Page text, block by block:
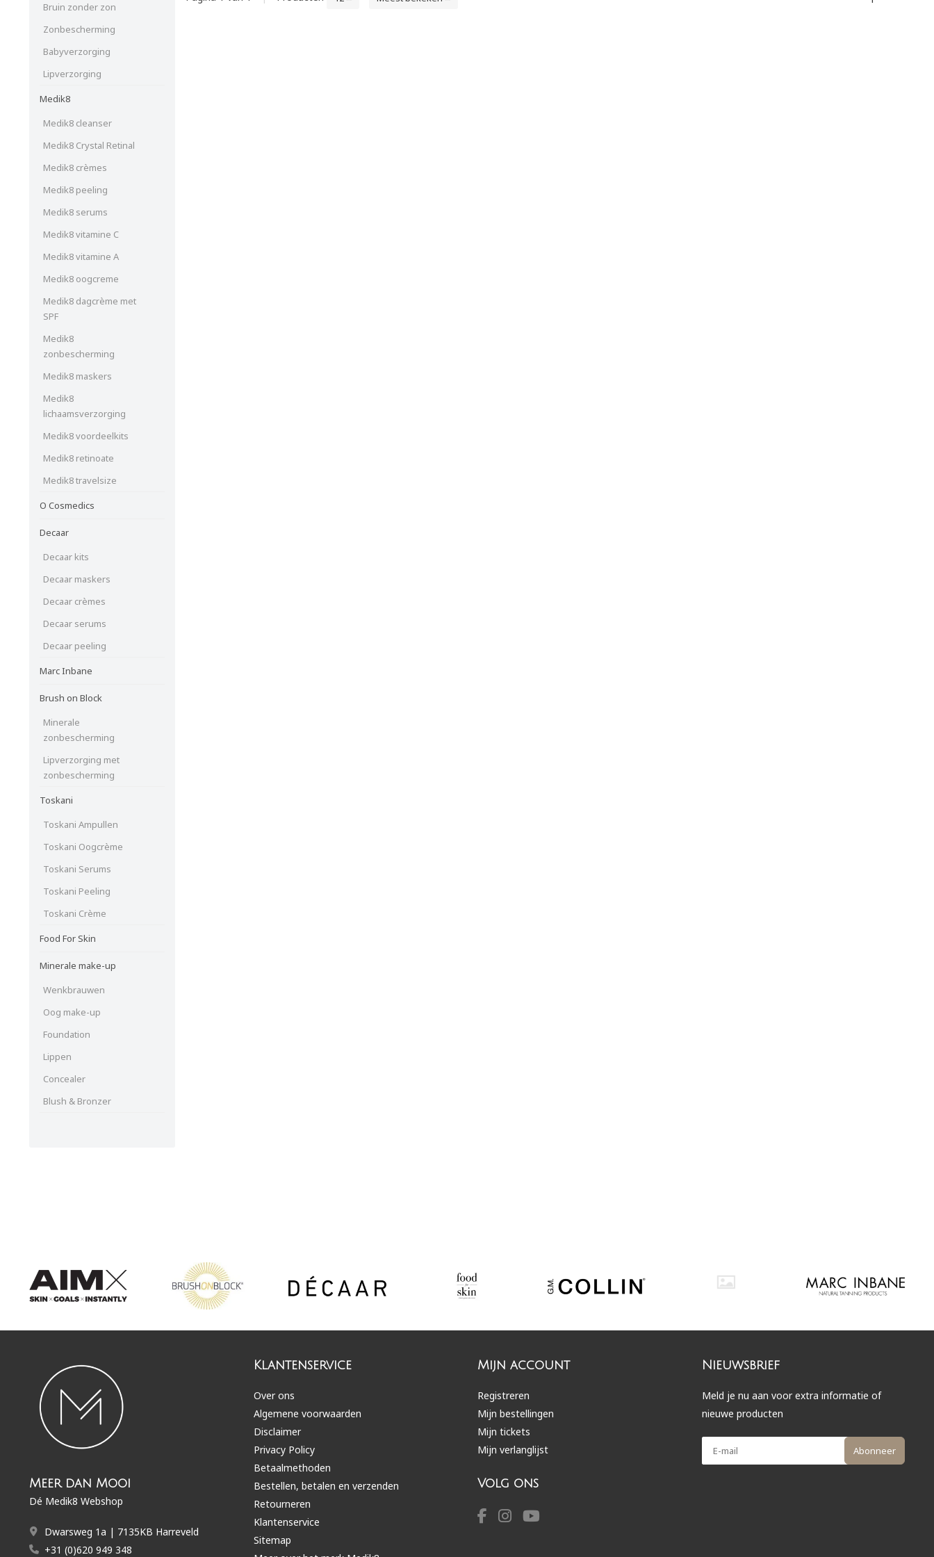
Bruin zonder zon
Zonbescherming
Babyverzorging
Lipverzorging
Medik8
Medik8 cleanser
Medik8 Crystal Retinal
Medik8 crèmes
Medik8 peeling
Medik8 serums
Medik8 vitamine C
Medik8 vitamine A
Medik8 oogcreme
Medik8 dagcrème met
SPF
Medik8
zonbescherming
Medik8 maskers
Medik8
lichaamsverzorging
Medik8 voordeelkits
Medik8 retinoate
Medik8 travelsize
O Cosmedics
Decaar
Decaar kits
Decaar maskers
Decaar crèmes
Decaar serums
Decaar peeling
Marc Inbane
Brush on Block
Minerale
zonbescherming
Lipverzorging met
zonbescherming
Toskani
Toskani Ampullen
Toskani Oogcrème
Toskani Serums
Toskani Peeling
Toskani Crème
Food For Skin
Minerale make-up
Wenkbrauwen
Oog make-up
Foundation
Lippen
Concealer
Blush & Bronzer
Meer dan Mooi
Dé Medik8 Webshop
Dwarsweg 1a | 7135KB Harreveld
+31 (0)620 949 348
Klantenservice
Over ons
Algemene voorwaarden
Disclaimer
Privacy Policy
Betaalmethoden
Bestellen, betalen en verzenden
Retourneren
Klantenservice
Sitemap
Mijn account
Registreren
Mijn bestellingen
Mijn tickets
Mijn verlanglijst
Volg ons
Nieuwsbrief
Meld je nu aan voor extra informatie of
nieuwe producten
Abonneer